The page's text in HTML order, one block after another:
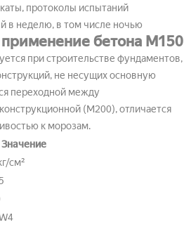
протоколы испытаний
в неделю, в том числе ночью
бетона М150
при строительстве фундаментов,
не несущих основную
переходной между
(М200), отличается
к морозам.
Значение
см²